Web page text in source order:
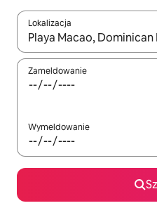
Lokalizacja
Gdy wyniki będą dostępne,
Zameldowanie
Wymeldowanie